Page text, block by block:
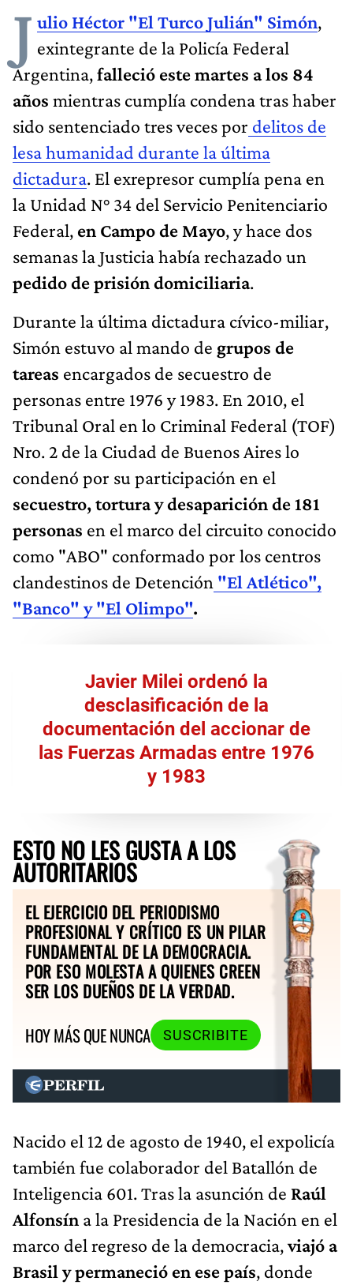
J ulio Héctor "El Turco Julián" Simón,
exintegrante de la Policía Federal
Argentina,falleció este martes a los 84
años mientras cumplía condena tras haber
sido sentenciado tres veces por delitos de
lesa humanidad durante la última
dictadura. El exrepresor cumplía pena en
la Unidad N° 34 del Servicio Penitenciario
Federal, en Campo de Mayo, y hace dos
semanas la Justicia había rechazado un
pedido de prisión domiciliaria.
Durante la última dictadura cívico-miliar,
Simón estuvo al mando de grupos de
tareas encargados de secuestro de
personas entre 1976 y 1983. En 2010, el
Tribunal Oral en lo Criminal Federal (TOF)
Nro. 2 de la Ciudad de Buenos Aires lo
condenó por su participación en el
secuestro, tortura y desaparición de 181
personas en el marco del circuito conocido
como "ABO" conformado por los centros
clandestinos de Detención "El Atlético",
"Banco" y "El Olimpo".
Javier Milei ordenó la
desclasificación de la
documentación del accionar de
las Fuerzas Armadas entre 1976
y 1983
ESTO NO LES GUSTA A LOS
AUTORITARIOS
EL EJERCICIO DEL PERIODISMO
PROFESIONAL Y CRÍTICO ES UN PILAR
FUNDAMENTAL DE LA DEMOCRACIA.
POR ESO MOLESTA A QUIENES CREEN
SER LOS DUEÑOS DE LA VERDAD.
HOY MÁS QUE NUNCA
SUSCRIBITE
Nacido el 12 de agosto de 1940, el expolicía
también fue colaborador del Batallón de
Inteligencia 601. Tras la asunción de Raúl
Alfonsín a la Presidencia de la Nación en el
marco del regreso de la democracia,viajó a
Brasil y permaneció en ese país, donde